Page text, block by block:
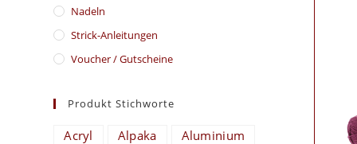
Nadeln
Strick-Anleitungen
Voucher / Gutscheine
Produkt Stichworte
Acryl Alpaka
Aluminium